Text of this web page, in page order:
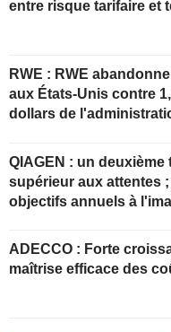
entre risque tarifaire et
RWE : RWE abandonne l'éolien offshore
aux États-Unis contre
dollars de
QIAGEN : un deuxième trimestre
supérieur aux attentes
objectifs annuels à
ADECCO : Forte croissance organique et
maîtrise efficace des